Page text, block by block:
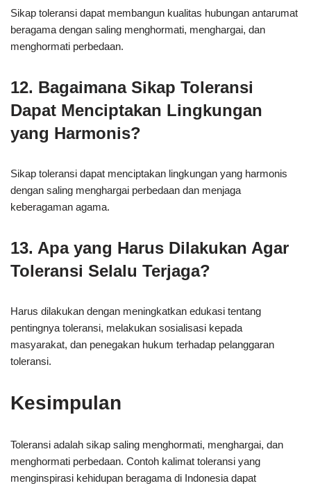
Sikap toleransi dapat membangun kualitas hubungan antarumat
beragama dengan saling menghormati, menghargai, dan
menghormati perbedaan.
12. Bagaimana Sikap Toleransi
Dapat Menciptakan Lingkungan
yang Harmonis?
Sikap toleransi dapat menciptakan lingkungan yang harmonis
dengan saling menghargai perbedaan dan menjaga
keberagaman agama.
13. Apa yang Harus Dilakukan Agar
Toleransi Selalu Terjaga?
Harus dilakukan dengan meningkatkan edukasi tentang
pentingnya toleransi, melakukan sosialisasi kepada
masyarakat, dan penegakan hukum terhadap pelanggaran
toleransi.
Kesimpulan
Toleransi adalah sikap saling menghormati, menghargai, dan
menghormati perbedaan. Contoh kalimat toleransi yang
menginspirasi kehidupan beragama di Indonesia dapat